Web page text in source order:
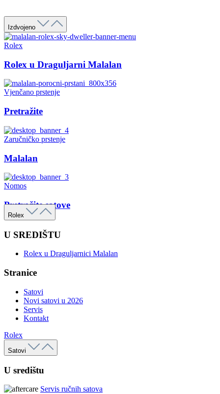
Izdvojeno
Rolex
Rolex u Draguljarni Malalan
Vjenčano prstenje
Pretražite
Zaručničko prstenje
Malalan
Nomos
Pretražite satove
Rolex
U SREDIŠTU
Rolex u Draguljarnici Malalan
Stranice
Satovi
Novi satovi u 2026
Servis
Kontakt
Rolex
Satovi
U središtu
Servis ručnih satova